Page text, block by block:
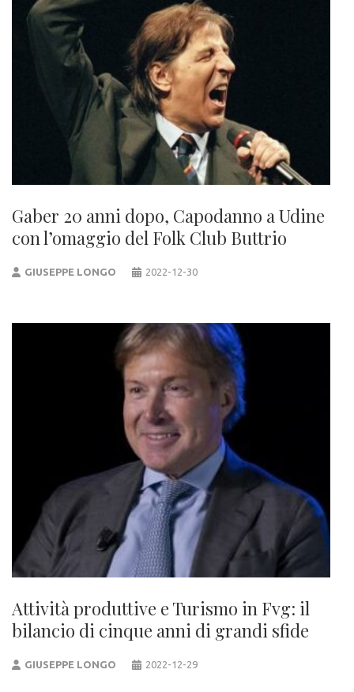
Gaber 20 anni dopo, Capodanno a Udine
con l’omaggio del Folk Club Buttrio
GIUSEPPE LONGO 2022-12-30
Attività produttive e Turismo in Fvg: il
bilancio di cinque anni di grandi sfide
GIUSEPPE LONGO 2022-12-29